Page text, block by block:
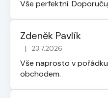
Vše perfektní.
Zdeněk Pavlík
Hodnocení obchodu je
| 23.7.2026
Vše naprosto v
obchodem.